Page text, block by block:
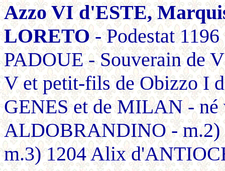
Azzo VI d'ESTE,
LORETO- Podestat
PADOUE - Souverain de
V et petit-fils de Obizzo I
GENES et de MILAN - né
ALDOBRANDINO - m.2)
m.3) 1204 Alix